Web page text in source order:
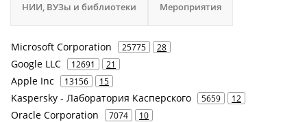
НИИ, ВУЗы и библиотеки Мероприятия
Microsoft Corporation 25775 28
Google LLC 12691 21
Apple Inc 13156 15
Kaspersky - Лаборатория Касперского 5659 12
Oracle Corporation 7074 10